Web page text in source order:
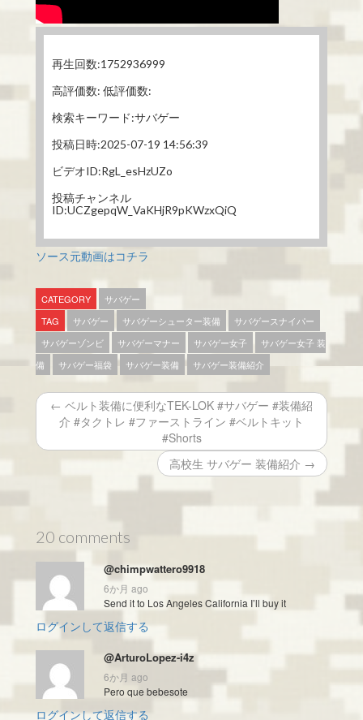
再生回数:1752936999
高評価数: 低評価数:
検索キーワード:サバゲー
投稿日時:2025-07-19 14:56:39
ビデオID:RgL_esHzUZo
投稿チャンネル
ID:UCZgepqW_VaKHjR9pKWzxQiQ
ソース元動画はコチラ
CATEGORY
サバゲー
TAG
サバゲー サバゲーシューター装備
サバゲースナイパー
サバゲーゾンビ
サバゲーマナー サバゲー女子
サバゲー女子 装
備
サバゲー福袋 サバゲー装備 サバゲー装備紹介
← ベルト装備に便利なTEK-LOK #サバゲー #装備紹
介 #タクトレ #ファーストライン #ベルトキット
#Shorts
高校生 サバゲー 装備紹介 →
20 comments
@chimpwattero9918
6か月 ago
Send it to Los Angeles California I’ll buy it
ログインして返信する
@ArturoLopez-i4z
6か月 ago
Pero que bebesote
ログインして返信する